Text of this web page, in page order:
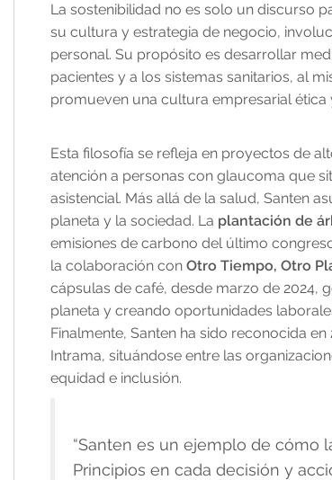
La sostenibilidad no es solo un discurso
su cultura y estrategia de negocio,
personal. Su propósito es desarrollar
pacientes y a los sistemas sanitarios, al
promueven una cultura empresarial ética
Esta filosofía se refleja en proyectos de
atención a personas con glaucoma que
asistencial. Más allá de la salud, Santen
planeta y la sociedad. La plantación de
emisiones de carbono del último
la colaboración con Otro Tiempo, Otro
cápsulas de café, desde marzo de 2024,
planeta y creando oportunidades
Finalmente, Santen ha sido reconocida en
Intrama, situándose entre las
equidad e inclusión.
“Santen es un ejemplo de cómo
Principios en cada decisión y